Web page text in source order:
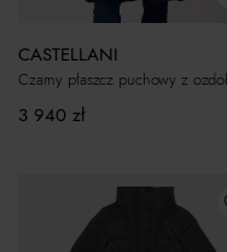
CASTELLANI
3 940 zł